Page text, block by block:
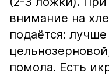
внимание на
подаётся:
помола. Есть